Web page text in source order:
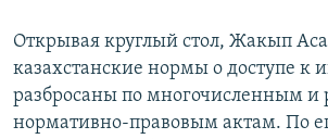
Открывая круглый стол, Жакып
казахстанские нормы о доступе к
разбросаны по многочисленным
нормативно-правовым актам. По